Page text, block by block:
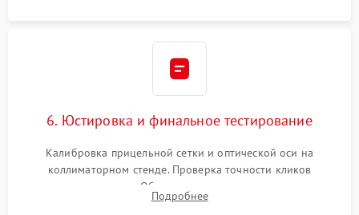
6. Юстировка и финальное тестирование
Калибровка прицельной сетки и оптической оси на
коллиматорном стенде. Проверка точности кликов
механизма поправок. Обязательное испытание прицела на
ударном стенде для проверки устойчивости к отдаче и
Подробнее